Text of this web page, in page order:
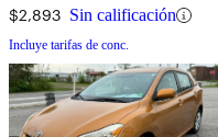
$2,893 Sin calificación
Incluye tarifas de conc.